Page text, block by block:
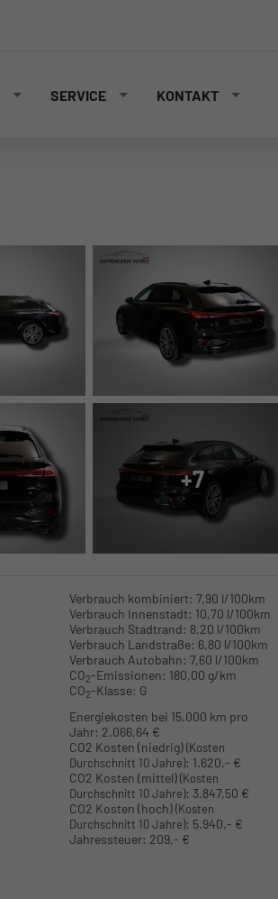
SERVICE KONTAKT
+7
Verbrauch kombiniert: 7,90 l/100km
Verbrauch Innenstadt: 10,70 l/100km
Verbrauch Stadtrand: 8,20 l/100km
Verbrauch Landstraße: 6,80 l/100km
Verbrauch Autobahn: 7,60 l/100km
CO2-Emissionen: 180,00 g/km
CO2-Klasse: G
Energiekosten bei 15.000 km pro
Jahr: 2.066,64 €
CO2 Kosten (niedrig)(Kosten
Durchschnitt 10 Jahre): 1.620,- €
CO2 Kosten (mittel)(Kosten
Durchschnitt 10 Jahre): 3.847,50 €
CO2 Kosten (hoch)(Kosten
Durchschnitt 10 Jahre): 5.940,- €
Jahressteuer: 209,- €